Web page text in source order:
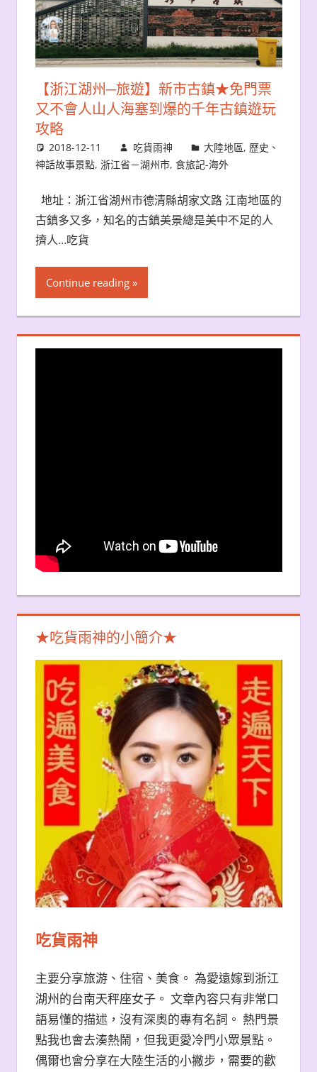
【浙江湖州─旅遊】新市古鎮★免門票
又不會人山人海塞到爆的千年古鎮遊玩
攻略
2018-12-11 吃貨雨神 大陸地區, 歷史、
神話故事景點, 浙江省－湖州市, 食旅記-海外
地址：浙江省湖州市德清縣胡家文路 江南地區的
古鎮多又多，知名的古鎮美景總是美中不足的人
擠人…吃貨
Continue reading
★吃貨雨神的小簡介★
吃貨雨神
主要分享旅游、住宿、美食。 為愛遠嫁到浙江
湖州的台南天秤座女子。 文章內容只有非常口
語易懂的描述，沒有深奧的專有名詞。 熱門景
點我也會去湊熱鬧，但我更愛冷門小眾景點。
偶爾也會分享在大陸生活的小撇步，需要的歡